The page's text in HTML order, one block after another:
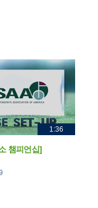
1:36
챔피언십]